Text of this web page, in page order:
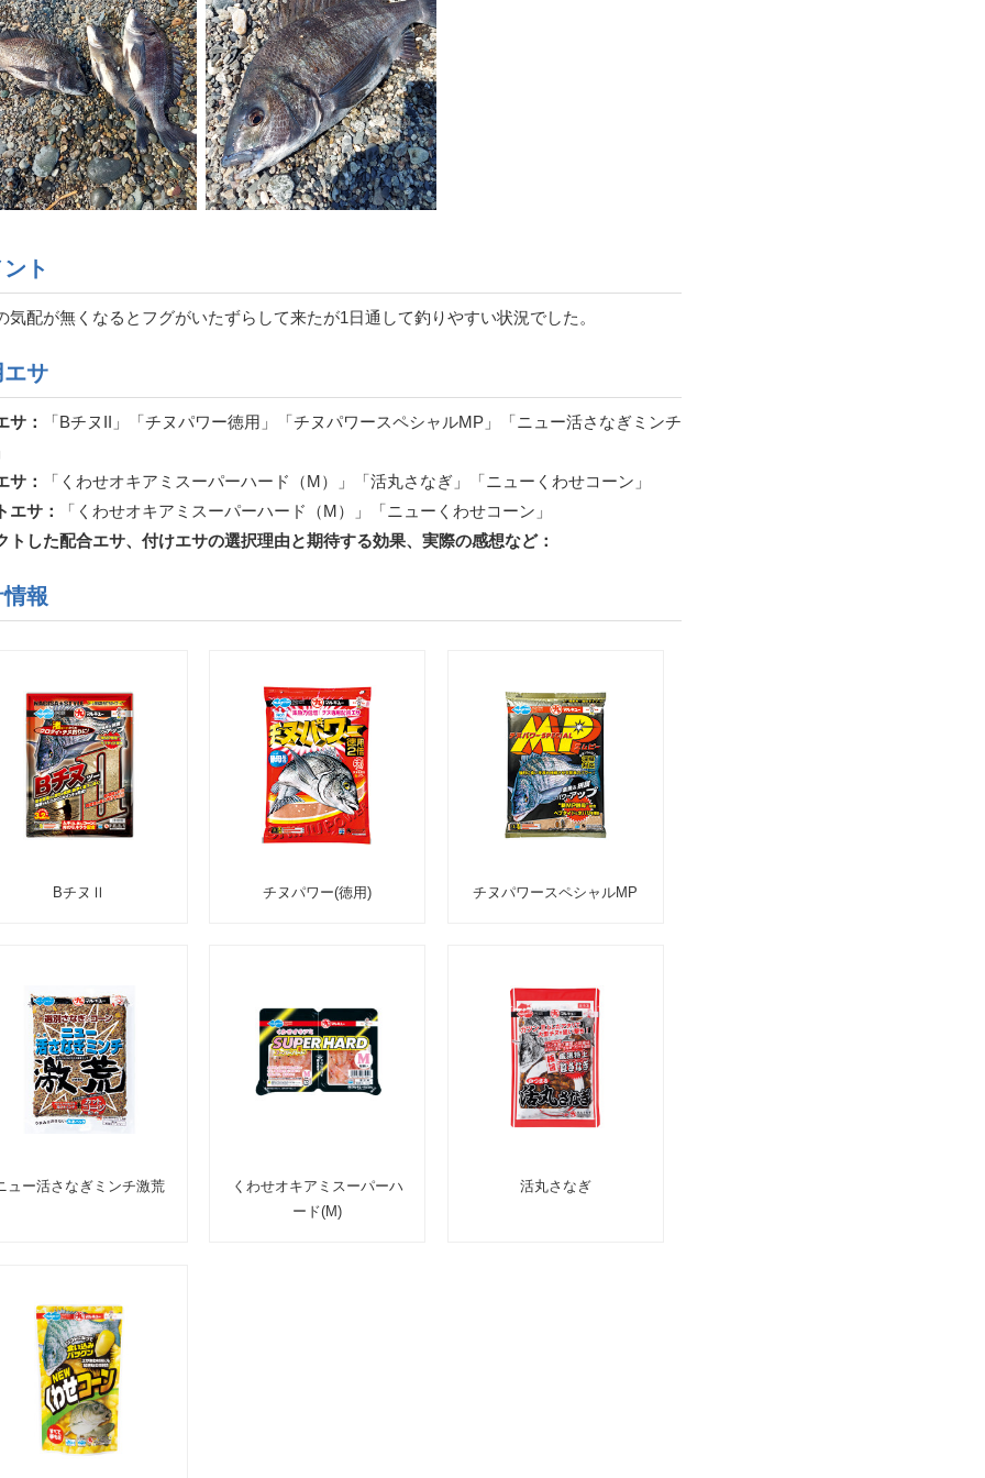
ト
気配が無くなるとフグがいたずらして来たが1日通して釣りやすい状況でした。
サ
サ：
「BチヌII」「チヌパワー徳用」「チヌパワースペシャルMP」「ニュー活さなぎミンチ
サ：
「くわせオキアミスーパーハード（M）」「活丸さなぎ」「ニューくわせコーン」
エサ：
「くわせオキアミスーパーハード（M）」「ニューくわせコーン」
トした配合エサ、付けエサの選択理由と期待する効果、実際の感想など：
報
BチヌⅡ チヌパワー(徳用) チヌパワースペシャルMP
ュー活さなぎミンチ激荒
くわせオキアミスーパーハ
ード(M)
活丸さなぎ